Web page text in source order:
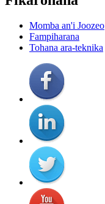
Momba an'i Joozeo
Fampiharana
Tohana ara-teknika